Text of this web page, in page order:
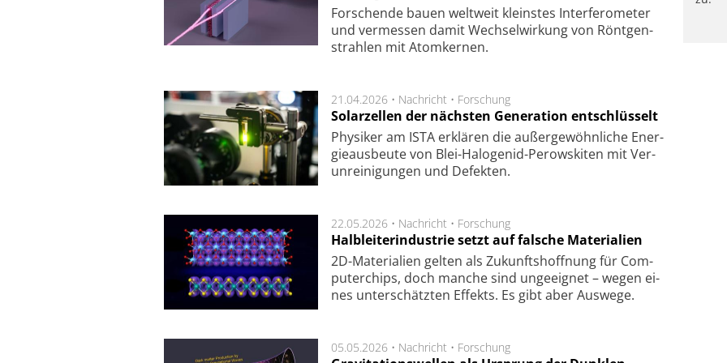
For­schen­de bau­en welt­weit kleins­tes In­ter­fe­ro­me­ter
und ver­mes­sen da­mit Wech­sel­wir­kung von Rönt­gen­
strah­len mit Atom­ker­nen.
21.04.2026 • Nachricht • Forschung
Solarzellen der nächsten Generation entschlüsselt
Physiker am ISTA er­klä­ren die außer­ge­wöhn­li­che Ener­
gie­aus­beu­te von Blei-Halo­ge­nid-Perows­ki­ten mit Ver­
unrei­ni­gung­en und De­fek­ten.
22.05.2026 • Nachricht • Forschung
Halbleiterindustrie setzt auf falsche Materialien
2D-Mate­ri­a­li­en gel­ten als Zu­kunfts­hoff­nung für Com­
pu­ter­chips, doch man­che sind un­ge­eig­net – we­gen ei­
nes un­ter­schätz­ten Ef­fekts. Es gibt aber Aus­we­ge.
05.05.2026 • Nachricht • Forschung